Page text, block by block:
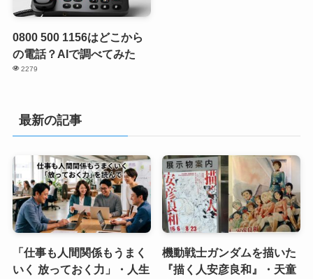
0800 500 1156はどこから
の電話？AIで調べてみた
2279
最新の記事
「仕事も人間関係もうまく
いく 放っておく力」・人生
機動戦士ガンダムを描いた
『描く人安彦良和』・天童